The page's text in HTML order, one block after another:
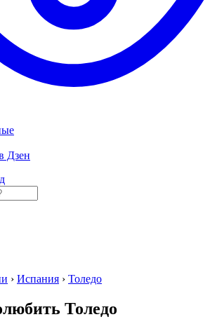
Дзен
› Испания › Толедо
Толедо